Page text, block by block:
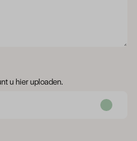
u hier uploaden.